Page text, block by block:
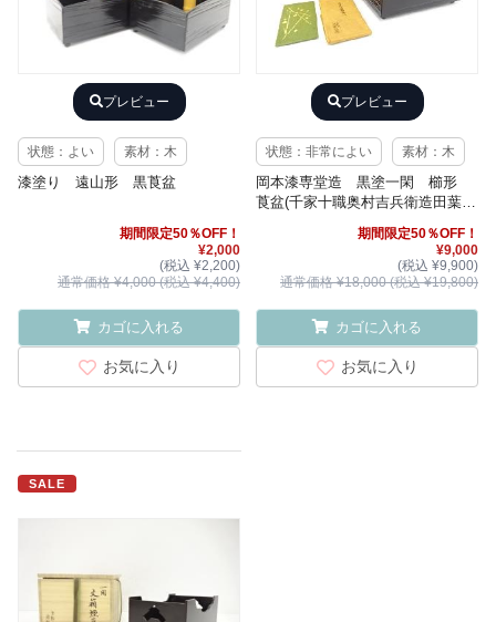
プレビュー
状態：よい 素材：木
漆塗り 遠山形 黒莨盆
期間限定50％OFF！
¥2,000
(税込 ¥2,200)
通常価格 ¥4,000 (税込 ¥4,400)
カゴに入れる
お気に入り
プレビュー
状態：非常によい 素材：木
岡本漆専堂造 黒塗一閑 櫛形
莨盆(千家十職奥村吉兵衛造田葉粉
期間限定50％OFF！
¥9,000
(税込 ¥9,900)
通常価格 ¥18,000 (税込 ¥19,800)
カゴに入れる
お気に入り
SALE